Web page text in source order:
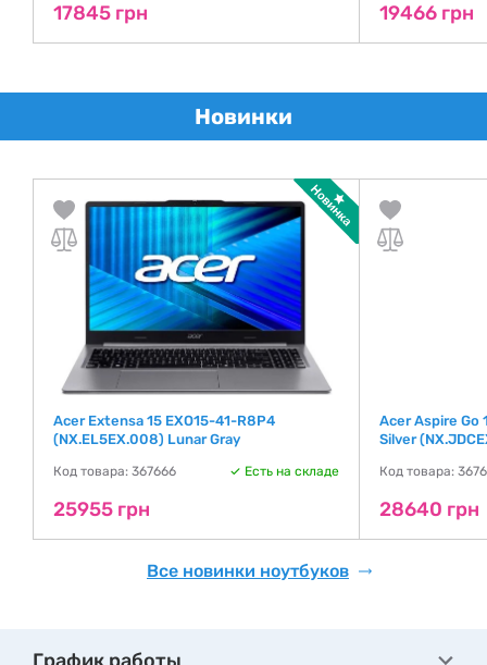
17845 грн 19466 грн
Новинки
Acer Extensa 15 EXO15-41-R8P4
(NX.EL5EX.008) Lunar Gray
Код товара: 367666 Есть на складе
25955 грн
Acer Aspire Go
Silver
Код товара:
28640 грн
Все новинки ноутбуков